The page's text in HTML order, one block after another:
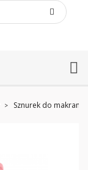
Sznurek do makramy